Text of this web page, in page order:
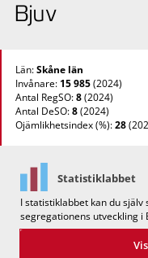
Bjuv
Län:Skåne län
Invånare: 15 985(2024)
Antal RegSO:8(2024)
Antal DeSO:8(2024)
Ojämlikhetsindex (%):28
Statistiklabbet
I statistiklabbet kan du
segregationens utveckling i